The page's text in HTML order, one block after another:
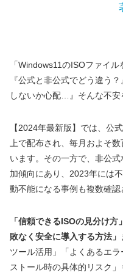
「Windows11のISOファイ
『公式と非公式でどう違う
しないか心配…』そんな不安
【2024年最新版】では、公
上で配布され、毎月およそ
います。その一方で、非公
加傾向にあり、2023年には
動不能になる事例も複数確認
「信頼できるISOの見分け
敗なく安全に導入する方法」
ツール活用」「よくあるエ
ストール時の具体的リスク